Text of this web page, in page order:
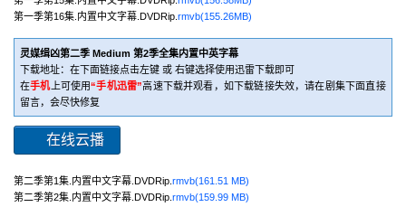
第一季第16集.内置中文字幕.DVDRip.rmvb(155.26MB)
灵媒缉凶第二季 Medium 第2季全集内置中英字幕
下载地址：在下面链接点击左键 或 右键选择使用迅雷下载即可
在手机上可使用“手机迅雷”高速下载并观看，如下载链接失效，请在剧集下面直接
留言，会尽快修复
在线云播
第二季第1集.内置中文字幕.DVDRip.rmvb(161.51 MB)
第二季第2集.内置中文字幕.DVDRip.rmvb(159.99 MB)